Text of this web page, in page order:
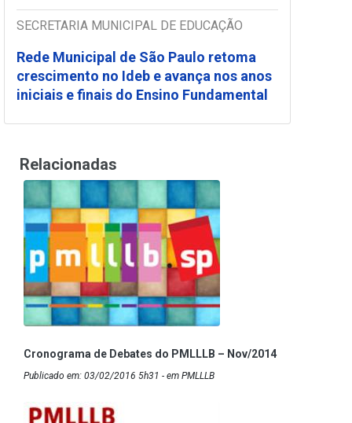
SECRETARIA MUNICIPAL DE EDUCAÇÃO
Rede Municipal de São Paulo retoma
crescimento no Ideb e avança nos anos
iniciais e finais do Ensino Fundamental
Relacionadas
Cronograma de Debates do PMLLLB – Nov/2014
Publicado em: 03/02/2016 5h31 - em PMLLLB